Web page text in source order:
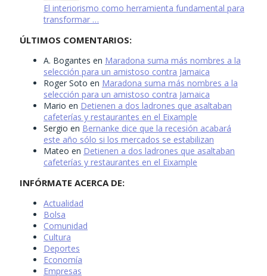
El interiorismo como herramienta fundamental para
transformar …
ÚLTIMOS COMENTARIOS:
A. Bogantes en Maradona suma más nombres a la
selección para un amistoso contra Jamaica
Roger Soto en Maradona suma más nombres a la
selección para un amistoso contra Jamaica
Mario en Detienen a dos ladrones que asaltaban
cafeterías y restaurantes en el Eixample
Sergio en Bernanke dice que la recesión acabará
este año sólo si los mercados se estabilizan
Mateo en Detienen a dos ladrones que asaltaban
cafeterías y restaurantes en el Eixample
INFÓRMATE ACERCA DE:
Actualidad
Bolsa
Comunidad
Cultura
Deportes
Economía
Empresas